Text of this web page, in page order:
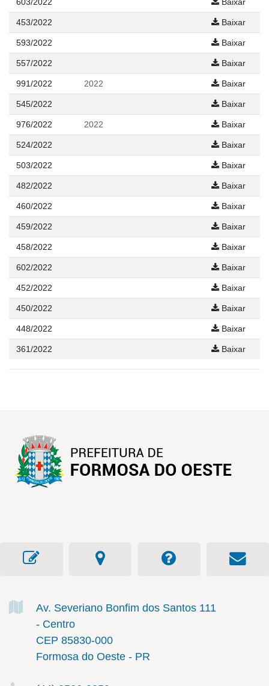
453/2022 Baixar
593/2022 Baixar
557/2022 Baixar
991/2022 2022 Baixar
545/2022 Baixar
976/2022 2022 Baixar
524/2022 Baixar
503/2022 Baixar
482/2022 Baixar
460/2022 Baixar
459/2022 Baixar
458/2022 Baixar
602/2022 Baixar
452/2022 Baixar
450/2022 Baixar
448/2022 Baixar
361/2022 Baixar
Av. Severiano Bonfim dos Santos 111
- Centro
CEP 85830-000
Formosa do Oeste - PR